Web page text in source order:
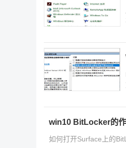
win10 BitLocker的
如何打开Surface上的